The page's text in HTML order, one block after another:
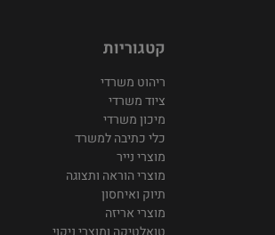
קטגוריות
ריהוט משרדי
ציוד משרדי
מיכון משרדי
כלי כתיבה למשרד
מוצרי נייר
מוצרי הוראה ותצוגה
תיוק ואיחסון
מוצרי אריזה